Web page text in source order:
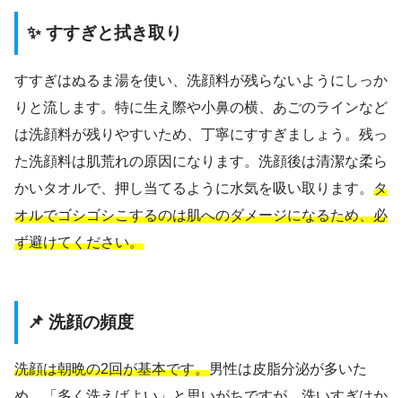
✨ すすぎと拭き取り
すすぎはぬるま湯を使い、洗顔料が残らないようにしっか
りと流します。特に生え際や小鼻の横、あごのラインなど
は洗顔料が残りやすいため、丁寧にすすぎましょう。残っ
た洗顔料は肌荒れの原因になります。洗顔後は清潔な柔ら
かいタオルで、押し当てるように水気を吸い取ります。 タ
オルでゴシゴシこするのは肌へのダメージになるため、必
ず避けてください。
📌 洗顔の頻度
洗顔は朝晩の2回が基本です。男性は皮脂分泌が多いた